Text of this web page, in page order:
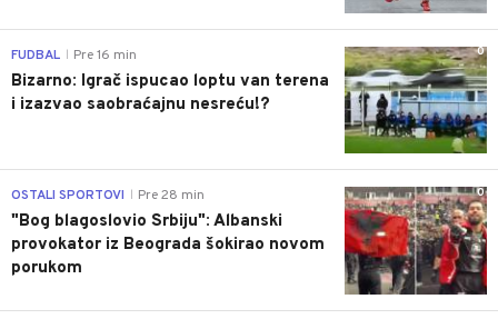
0
FUDBAL Pre 16 min
Bizarno: Igrač ispucao loptu van terena
i izazvao saobraćajnu nesreću!?
0
OSTALI SPORTOVI Pre 28 min
"Bog blagoslovio Srbiju": Albanski
provokator iz Beograda šokirao novom
porukom